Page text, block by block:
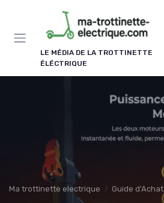
LE MÉDIA DE LA TROTTINETTE
ÉLÉCTRIQUE
Ma trottinette electrique Guide d'Achat